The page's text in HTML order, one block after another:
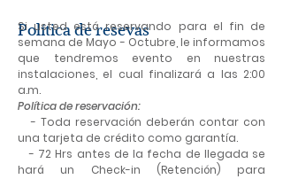
Política de resevas
Si usted está reservando para el fin de
semana de Mayo - Octubre, le informamos
que tendremos evento en nuestras
instalaciones, el cual finalizará a las 2:00
a.m.
Política de reservación:
- Toda reservación deberán contar con
una tarjeta de crédito como garantía.
- 72 Hrs antes de la fecha de llegada se
hará un Check-in (Retención) para